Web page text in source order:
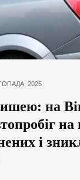
2025
на
на
і